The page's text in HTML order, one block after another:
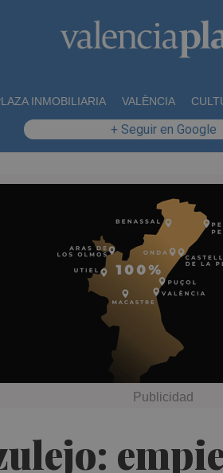
INMOBILIARIA VALÈNCIA
+ Seguir en Google